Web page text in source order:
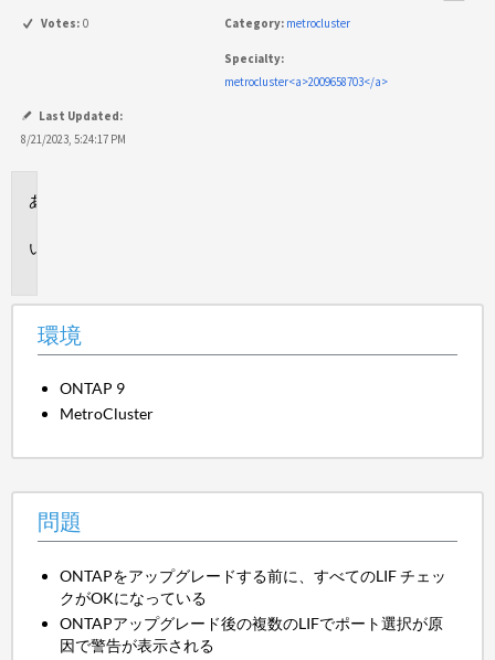
Votes: 0 Category: metrocluster
Specialty:
metrocluster<a>2009658703</a>
Last Updated:
8/21/2023, 5:24:17 PM
環境
ONTAP 9
MetroCluster
問題
ONTAPをアップグレードする前に、すべてのLIF チェッ
クがOKになっている
ONTAPアップグレード後の複数のLIFでポート選択が原
因で警告が表示される